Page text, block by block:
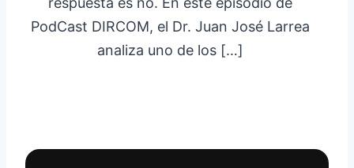
PodCast DIRCOM, el Dr. Juan José Larrea
analiza uno de los […]